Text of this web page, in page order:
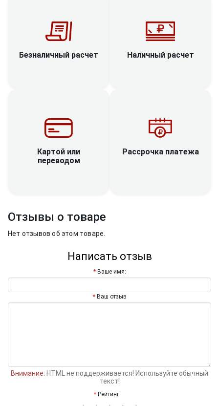
Безналичный расчет Наличный расчет
Картой или
переводом
Рассрочка платежа
Отзывы о товаре
Нет отзывов об этом товаре.
Написать отзыв
Ваше имя:
Ваш отзыв
Внимание: HTML не поддерживается! Используйте обычный
текст!
Рейтинг